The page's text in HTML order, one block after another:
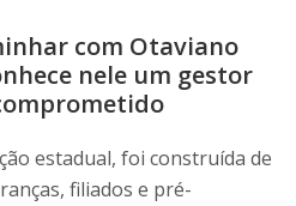
com Otaviano
nele um gestor
estadual, foi construída de
filiados e pré-